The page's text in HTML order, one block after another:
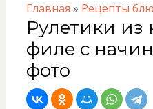
Главная » Рецепты
Рулетики из
филе с
фото